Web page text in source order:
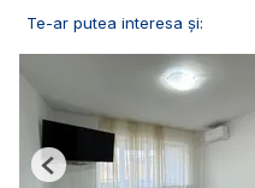
Te-ar putea interesa și:
Previous